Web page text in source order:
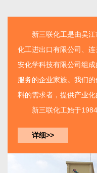
新三联化工是由吴江
化工进出口有限公司、
安化学科技有限公司组
服务的企业家族。我们
料的需求者，提供产业化
新三联化工始于
基地集开发、生产、服务...
详细>>